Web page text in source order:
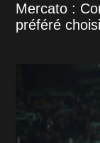
Mercato :
préféré